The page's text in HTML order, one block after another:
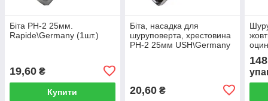
Біта РН-2 25мм.
Rapide\Germany (1шт.)
19,60 ₴
Купити
Біта, насадка для
шуруповерта, хрестовина
РН-2 25мм USH\Germany
20,60₴